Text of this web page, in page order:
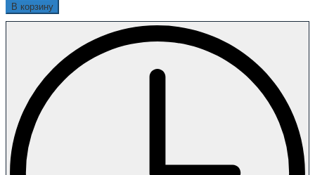
В корзину